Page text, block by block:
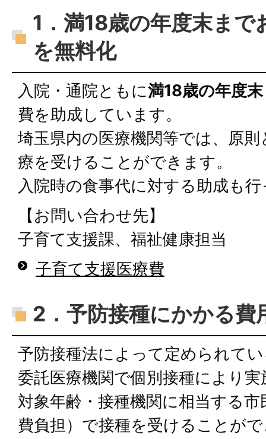
1．満18歳の年度末まで
を無料化
入院・通院ともに満18歳の年度
費を助成しています。
埼玉県内の医療機関等では、原
療を受けることができます。
入院時の食事代に対する助成も
【お問い合わせ先】
子育て支援課、福祉健康担当
子育て支援医療費
2．予防接種にかかる費
予防接種法によって定められて
委託医療機関で個別接種により
対象年齢・接種機関に相当する
費負担）で接種を受けることが